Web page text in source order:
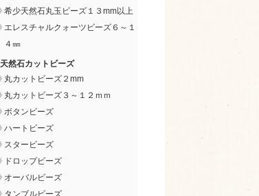
希少天然石丸玉ビーズ１３mm以上
エレスチャルクォーツビーズ６～１
４㎜
天然石カットビーズ
丸カットビーズ２mm
丸カットビーズ３～１２ｍｍ
ボタンビーズ
ハートビーズ
スタービーズ
ドロップビーズ
オーバルビーズ
タンブルビーズ